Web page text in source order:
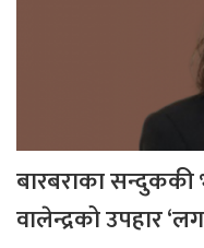
बारबराका सन्दुककी
वालेन्द्रको उपहार